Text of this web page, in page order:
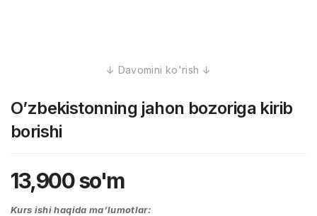
O’zbekistonning jahon bozoriga kirib
borishi
13,900so'm
Kurs ishi haqida ma’lumotlar: